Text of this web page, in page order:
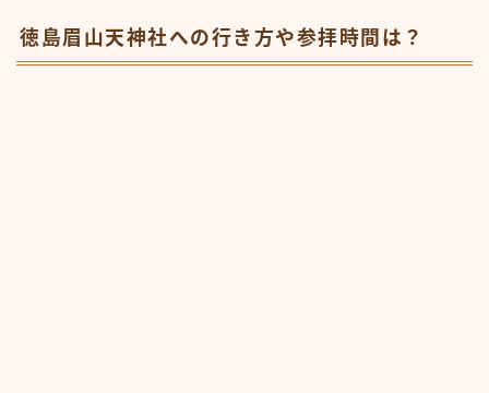
徳島眉山天神社への行き方や参拝時間は？